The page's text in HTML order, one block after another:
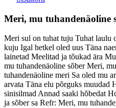
Meri, mu tuhandenäoline
Meri sul on tuhat tuju Tuhat laulu
kuju Igal hetkel oled uus Täna
lainetad Meelitad ja tõukad ära
mu tuhandenäoline sõber Meri,
tuhandenäoline meri Sa oled mu
arvata Täna elu põrguks muudad
sinisilmad Annad saaki hõbedat
ja sõber sa Refr: Meri, mu